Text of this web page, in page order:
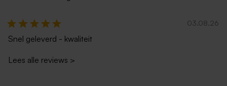
03.08.26
Snel geleverd - kwaliteit
Lees alle reviews >